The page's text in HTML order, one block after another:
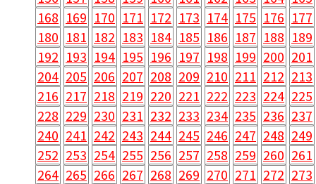
168 169 170 171 172 173 174 175 176 177
180 181 182 183 184 185 186 187 188 189
192 193 194 195 196 197 198 199 200 201
204 205 206 207 208 209 210 211 212 213
216 217 218 219 220 221 222 223 224 225
228 229 230 231 232 233 234 235 236 237
240 241 242 243 244 245 246 247 248 249
252 253 254 255 256 257 258 259 260 261
264 265 266 267 268 269 270 271 272 273